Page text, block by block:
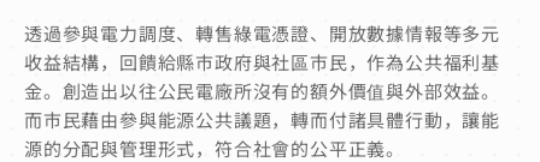
透過參與電力調度、轉售綠電憑證、開放數據情報等多元
收益結構，回饋給縣市政府與社區市民，作為公共福利基
金。創造出以往公民電廠所沒有的額外價值與外部效益。
而市民藉由參與能源公共議題，轉而付諸具體行動，讓能
源的分配與管理形式，符合社會的公平正義。